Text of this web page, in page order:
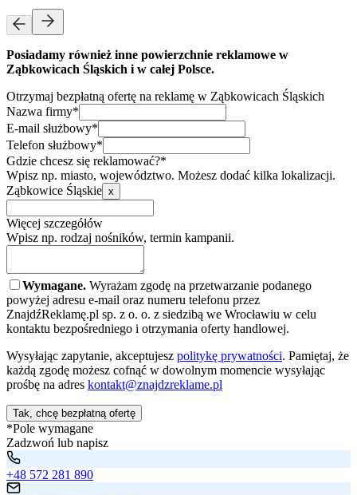
Posiadamy również inne powierzchnie reklamowe w
Ząbkowicach Śląskich i w całej Polsce.
Otrzymaj bezpłatną ofertę na reklamę w Ząbkowicach Śląskich
Nazwa firmy*
E-mail służbowy*
Telefon służbowy*
Gdzie chcesz się reklamować?*
Wpisz np. miasto, województwo. Możesz dodać kilka lokalizacji.
Ząbkowice Śląskie x
Więcej szczegółów
Wpisz np. rodzaj nośników, termin kampanii.
Wymagane. Wyrażam zgodę na przetwarzanie podanego
powyżej adresu e-mail oraz numeru telefonu przez
ZnajdźReklamę.pl sp. z o. o. z siedzibą we Wrocławiu w celu
kontaktu bezpośredniego i otrzymania oferty handlowej.
Wysyłając zapytanie, akceptujesz politykę prywatności. Pamiętaj, że
każdą zgodę możesz cofnąć w dowolnym momencie wysyłając
prośbę na adres kontakt@znajdzreklame.pl
Tak, chcę bezpłatną ofertę
*Pole wymagane
Zadzwoń lub napisz
+48 572 281 890